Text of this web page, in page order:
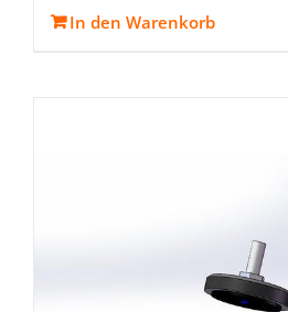
In den Warenkorb